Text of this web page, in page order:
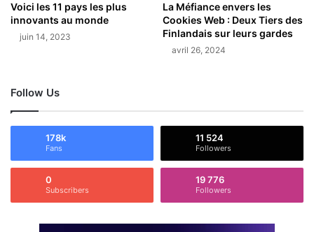
Voici les 11 pays les plus
innovants au monde
juin 14, 2023
La Méfiance envers les
Cookies Web : Deux Tiers des
Finlandais sur leurs gardes
avril 26, 2024
Follow Us
178k
Fans
11 524
Followers
0
Subscribers
19 776
Followers